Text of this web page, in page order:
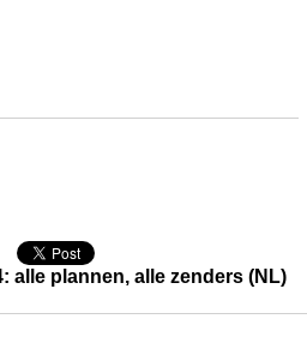
alle plannen, alle zenders (NL)